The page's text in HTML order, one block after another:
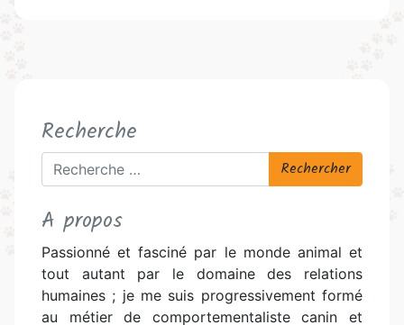
Recherche
Rechercher
A propos
Passionné et fasciné par le monde animal et
tout autant par le domaine des relations
humaines ; je me suis progressivement formé
au métier de comportementaliste canin et